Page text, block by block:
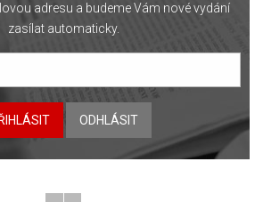
adresu a budeme Vám nové vydání
zasílat automaticky.
ODHLÁSIT